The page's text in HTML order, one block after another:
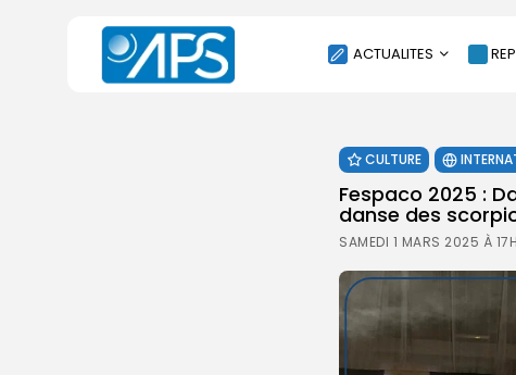
ACTUALITES
SOCIÉTÉ
ÉCONOMIE
CULTURE
ENVIRONNEMENT
INTERNATIONAL
CULTURE
Fespaco 2025 :
danse des
SAMEDI 1 MARS 2025 À